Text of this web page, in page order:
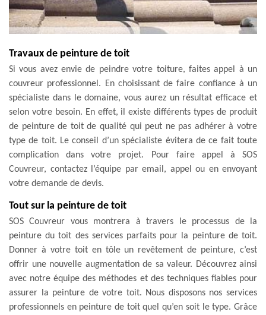
Travaux de peinture de toit
Si vous avez envie de peindre votre toiture, faites appel à un
couvreur professionnel. En choisissant de faire confiance à un
spécialiste dans le domaine, vous aurez un résultat efficace et
selon votre besoin. En effet, il existe différents types de produit
de peinture de toit de qualité qui peut ne pas adhérer à votre
type de toit. Le conseil d’un spécialiste évitera de ce fait toute
complication dans votre projet. Pour faire appel à SOS
Couvreur, contactez l’équipe par email, appel ou en envoyant
votre demande de devis.
Tout sur la peinture de toit
SOS Couvreur vous montrera à travers le processus de la
peinture du toit des services parfaits pour la peinture de toit.
Donner à votre toit en tôle un revêtement de peinture, c’est
offrir une nouvelle augmentation de sa valeur. Découvrez ainsi
avec notre équipe des méthodes et des techniques fiables pour
assurer la peinture de votre toit. Nous disposons nos services
professionnels en peinture de toit quel qu’en soit le type. Grâce